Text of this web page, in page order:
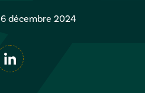
6 décembre 2024